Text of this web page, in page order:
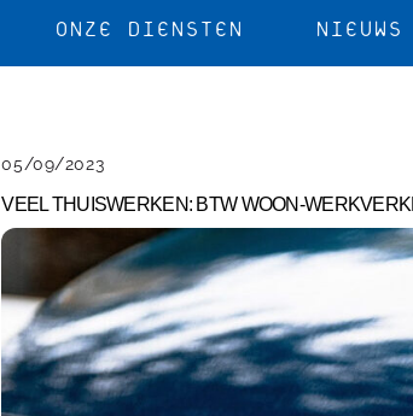
ONZE DIENSTEN NIEUWS
05/09/2023
VEEL THUISWERKEN: BTW WOON-